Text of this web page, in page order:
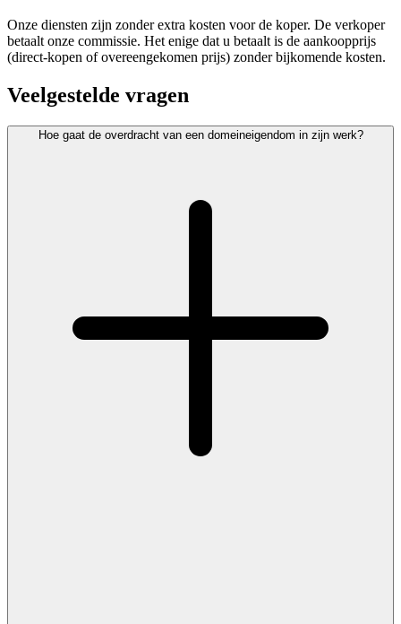
Onze diensten zijn zonder extra kosten voor de koper. De verkoper
betaalt onze commissie. Het enige dat u betaalt is de aankoopprijs
(direct-kopen of overeengekomen prijs) zonder bijkomende kosten.
Veelgestelde vragen
Hoe gaat de overdracht van een domeineigendom in zijn werk?